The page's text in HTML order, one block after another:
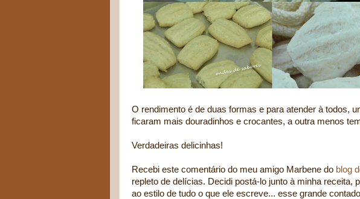
O rendimento é de duas formas e para atender à todos,
ficaram mais douradinhos e crocantes, a outra menos
Verdadeiras delicinhas!
Recebi este comentário do meu amigo Marbene do blog
repleto de delícias. Decidi postá-lo junto à minha receita,
ao estilo de tudo o que ele escreve... esse grande